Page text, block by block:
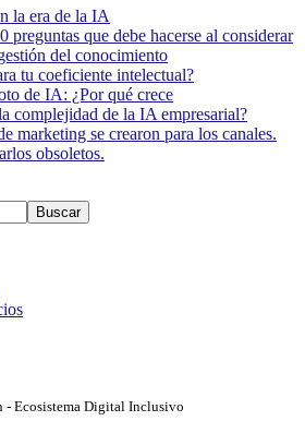
la era de la IA
preguntas que debe hacerse al considerar
del conocimiento
tu coeficiente intelectual?
de IA: ¿Por qué crece
complejidad de la IA empresarial?
marketing se crearon para los canales.
obsoletos.
Buscar
Ecosistema Digital Inclusivo